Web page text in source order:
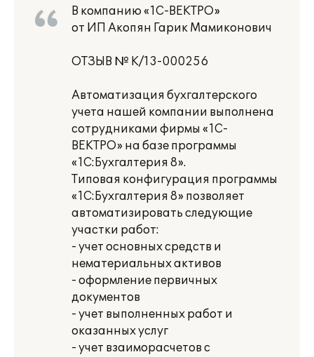
В компанию «1С-ВЕКТРО»
от ИП Акопян Гарик Мамиконович
ОТЗЫВ № К/13-000256
Автоматизация бухгалтерского
учета нашей компании выполнена
сотрудниками фирмы «1С-
ВЕКТРО» на базе программы
«1С:Бухгалтерия 8».
Типовая конфигурация программы
«1С:Бухгалтерия 8» позволяет
автоматизировать следующие
участки работ:
- учет основных средств и
нематериальных активов
- оформление первичных
документов
- учет выполненных работ и
оказанных услуг
- учет взаиморасчетов с